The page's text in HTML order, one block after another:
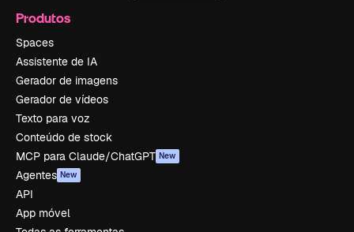
Produtos
Spaces
Assistente de IA
Gerador de imagens
Gerador de vídeos
Texto para voz
Conteúdo de stock
MCP para Claude/ChatGPT New
Agentes New
API
App móvel